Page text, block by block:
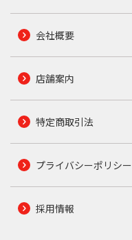
会社概要
店舗案内
特定商取引法
プライバシーポリシー
採用情報